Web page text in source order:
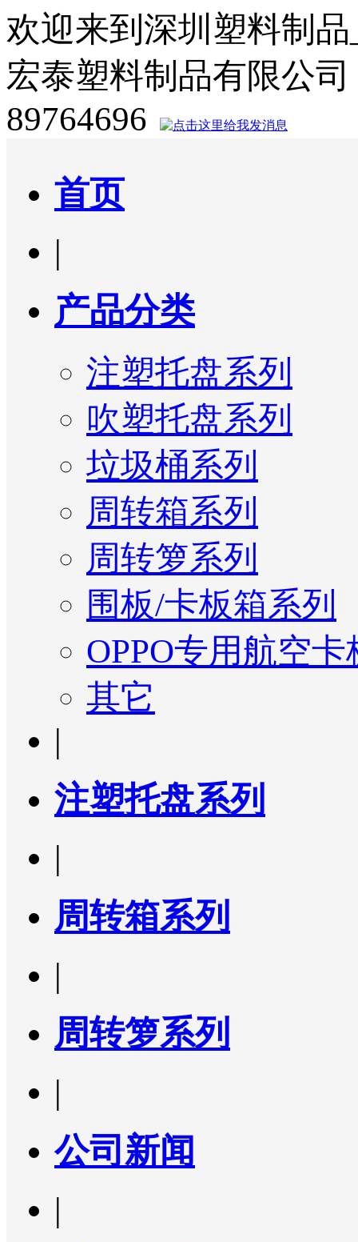
欢迎来到深圳塑料制
宏泰塑料制品有限公司
89764696
首页
|
产品分类
注塑托盘系列
吹塑托盘系列
垃圾桶系列
周转箱系列
周转箩系列
围板/卡板箱系列
OPPO专用航空卡
其它
|
注塑托盘系列
|
周转箱系列
|
周转箩系列
|
公司新闻
|